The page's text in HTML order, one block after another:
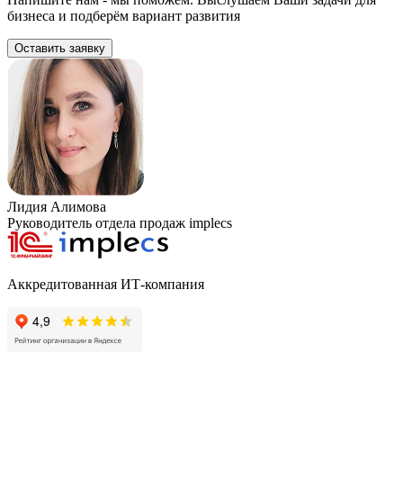
бизнеса и подберём вариант развития
Оставить заявку
Лидия Алимова
Руководитель отдела продаж implecs
Аккредитованная ИТ-компания